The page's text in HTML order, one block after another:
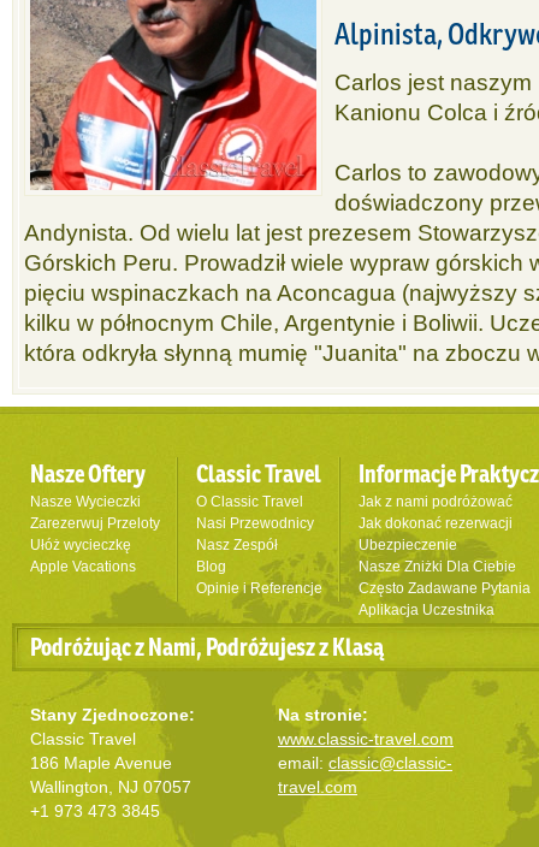
Alpinista,
Carlos jest
Kanionu Colca i
Carlos to
doświadczony
Andynista. Od wielu lat jest prezesem
Górskich Peru. Prowadził wiele wypraw górskich
pięciu wspinaczkach na Aconcagua (najwyższy
kilku w północnym Chile, Argentynie i Boliwii.
która odkryła słynną mumię "Juanita" na zboczu
Nasze Oftery
Nasze Wycieczki
Zarezerwuj Przeloty
Ułóż wycieczkę
Apple Vacations
Classic Travel
O Classic Travel
Nasi Przewodnicy
Nasz Zespół
Blog
Opinie i Referencje
Informacje
Jak z nami podróżować
Jak dokonać rezerwacji
Ubezpieczenie
Nasze Zniżki Dla Ciebie
Często Zadawane Pytania
Aplikacja Uczestnika
Podróżując z Nami, Podróżujesz z Klasą
Stany Zjednoczone:
Classic Travel
186 Maple Avenue
Wallington, NJ 07057
+1 973 473 3845
Na stronie:
www.classic-travel.com
email: classic@classic-
travel.com